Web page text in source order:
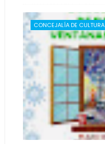
CONCEJALÍA DE CULTURA